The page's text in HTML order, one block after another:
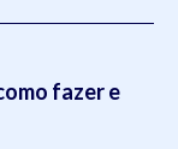
fazer e